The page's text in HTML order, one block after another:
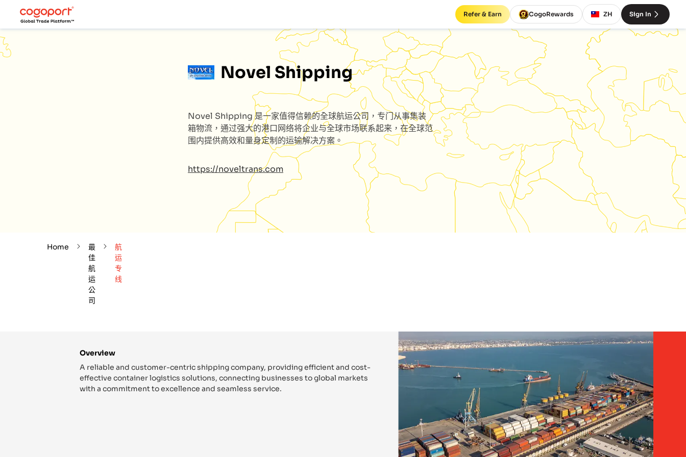
Refer & Earn CogoRewards ZH Sign In
Novel Shipping
Novel Shipping是一家值得信赖的全球航运公司，专门从事集装
箱物流，通过强大的港口网络将企业与全球市场联系起来，在全球范
围内提供高效和量身定制的运输解决方案。
https://noveltrans.com
Home
最
佳
航
运
公
司
航
运
专
线
Overview
A reliable and customer-centric shipping company, providing efficient and cost-
effective container logistics solutions, connecting businesses to global markets
with a commitment to excellence and seamless service.